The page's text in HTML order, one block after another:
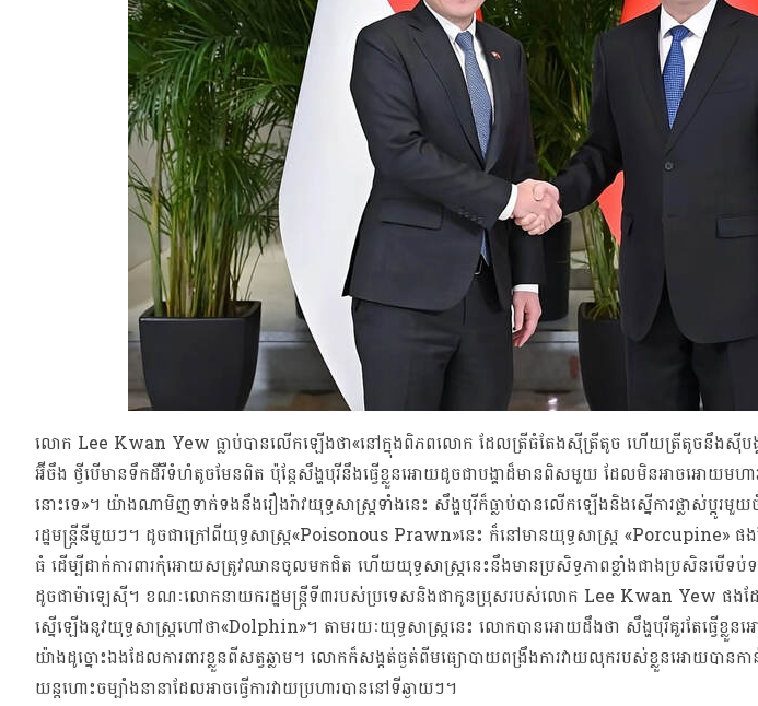
លោក Lee Kwan Yew ធ្លាប់បានលើកឡើងថា«នៅក្នុងពិភពលោក ដែលត្រីធំតែងស៊ីត្រីតូច ហើយត្រីតូចនឹងស៊ីបង្គារ
អ៊ីចឹង ថ្វីបើមានទឹកដីរឺទំហំតូចមែនពិត ប៉ុន្តែសឹង្ហបុរីនឹងធ្វើខ្លួនអោយដូចជាបង្គាដ៏មានពិសមួយ ដែលមិនអាចអ
នោះទេ»។ យ៉ាងណាមិញទាក់ទងនឹងរឿងរ៉ាវយុទ្ធសាស្រ្តទាំងនេះ សឹង្ហបុរីក៏ធ្លាប់បានលើកឡើងនិងស្នើការផ្លាស់ប្
រដ្ឋមន្រ្តីនីមួយៗ។ ដូចជាក្រៅពីយុទ្ធសាស្រ្ត«Poisonous Prawn»នេះ ក៏នៅមានយុទ្ធសាស្រ្ត «Porcupine» ផង
ធំ ដើម្បីដាក់ការពារកុំអោយសត្រូវឈានចូលមកជិត ហើយយុទ្ធសាស្រ្តនេះនឹងមានប្រសិទ្ធភាពខ្លាំងជាងប្រសិនប
ដូចជាម៉ាឡេស៊ី។ ខណៈលោកនាយករដ្ឋមន្រ្តីទី៣របស់ប្រទេស​​​និងជាកូនប្រុសរបស់លោក Lee Kwan Yew ផងដ
ស្នើឡើងនូវយុទ្ធសាស្រ្តហៅថា«Dolphin»។ តាមរយៈយុទ្ធសាស្រ្តនេះ លោកបានអោយដឹងថា សឹង្ហបុរីគួរតែធ្វើខ្លួ
យ៉ាងដូច្នោះឯងដែលការពារខ្លួនពីសត្វឆ្លាម។ លោកក៏សង្កត់ធ្ងត់ពីមធ្យោបាយពង្រឹងការវាយលុករបស់ខ្លួនអោយបាន
យន្តហោះចម្បាំងនានាដែលអាចធ្វើការវាយប្រហារបាននៅទីឆ្ងាយៗ។